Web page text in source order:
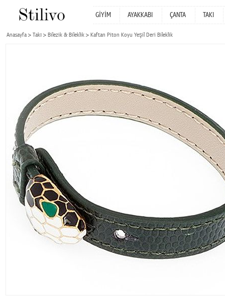
GİYİM AYAKKABI ÇANTA TAKI
Anasayfa Takı Bilezik & Bileklik Kaftan Piton Koyu Yeşil Deri Bileklik